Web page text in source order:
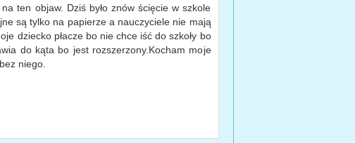
ten objaw. Dziś było znów ścięcie w szkole
są tylko na papierze a nauczyciele nie mają
dziecko płacze bo nie chce iść do szkoły bo
do kąta bo jest rozszerzony.Kocham moje
niego.